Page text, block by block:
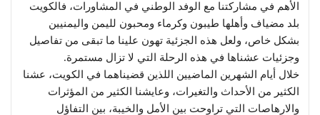
الأهم في مشاركتنا مع الوفد الوطني في المشاورات، فالكويت
بلد مضياف وأهلها طيبون وكرماء ومحبون لليمن واليمنيين
بشكل خاص، ولعل هذه الجزئية تهون علينا ما تبقى من تفاصيل
وجزئيات عشناها في هذه الرحلة التي لا تزال مستمرة.
خلال أيام الشهرين الماضيين اللذين قضيناهما في الكويت، عشنا
الكثير من الأحداث والتغيرات، وعايشنا الكثير من المؤثرات
والارهاصات التي تراوحت بين الأمل والخيبة، بين التفاؤل